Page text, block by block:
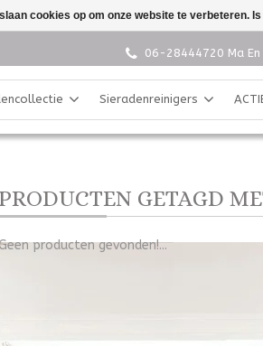
06-28444720 Ma En
Sieradenreinigers
PRODUCTEN GETAGD
producten gevonden!...
cookies op om onze website te verbeteren.